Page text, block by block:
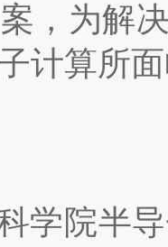
，为解
计算所
学院半